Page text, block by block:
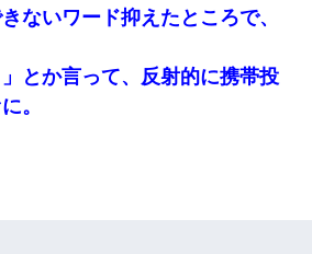
ないワード抑えたところで、
とか言って、反射的に携帯投
。